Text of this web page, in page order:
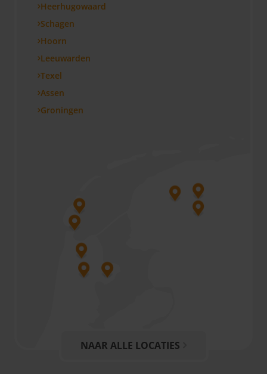
Heerhugowaard
Schagen
Hoorn
Leeuwarden
Texel
Assen
Groningen
NAAR ALLE LOCATIES